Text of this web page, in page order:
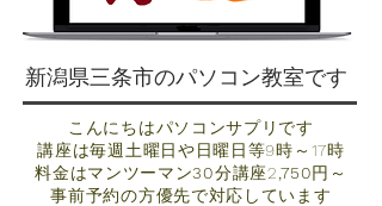
​新潟県三条市のパソコン教室です
こんにちはパソコンサプリです
講座は毎週土曜日や日曜日等9時～17時
料金はマンツーマン30分講座2,750円～
​事前予約の方優先で対応しています